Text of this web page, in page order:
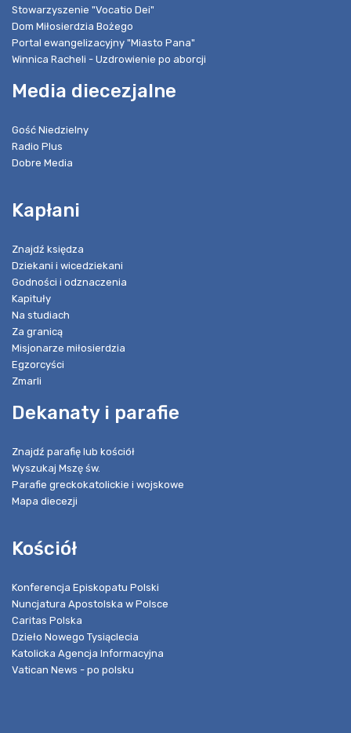
Stowarzyszenie "Vocatio Dei"
Dom Miłosierdzia Bożego
Portal ewangelizacyjny "Miasto Pana"
Winnica Racheli - Uzdrowienie po aborcji
Media diecezjalne
Gość Niedzielny
Radio Plus
Dobre Media
Kapłani
Znajdź księdza
Dziekani i wicedziekani
Godności i odznaczenia
Kapituły
Na studiach
Za granicą
Misjonarze miłosierdzia
Egzorcyści
Zmarli
Dekanaty i parafie
Znajdź parafię lub kościół
Wyszukaj Mszę św.
Parafie greckokatolickie i wojskowe
Mapa diecezji
Kościół
Konferencja Episkopatu Polski
Nuncjatura Apostolska w Polsce
Caritas Polska
Dzieło Nowego Tysiąclecia
Katolicka Agencja Informacyjna
Vatican News - po polsku